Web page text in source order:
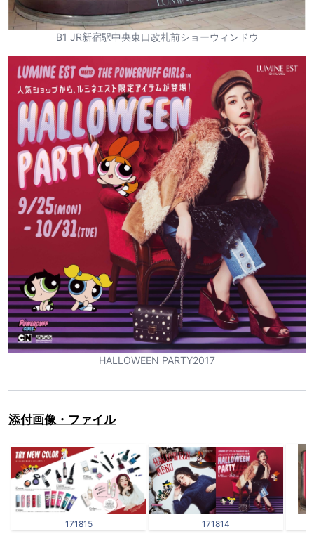
B1 JR新宿駅中央東口改札前ショーウィンドウ
HALLOWEEN PARTY2017
添付画像・ファイル
171815 171814